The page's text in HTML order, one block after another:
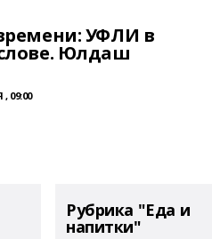
УФЛИ в
Юлдаш
09:00
Рубрика "Еда и
напитки"